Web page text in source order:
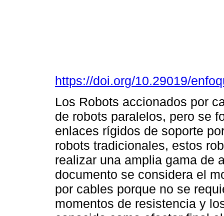
https://doi.org/10.29019/
Los Robots accionados por
de robots paralelos, pero se
enlaces rígidos de soporte
robots tradicionales, estos
realizar una amplia gama de
documento se considera el
por cables porque no se
momentos de resistencia y